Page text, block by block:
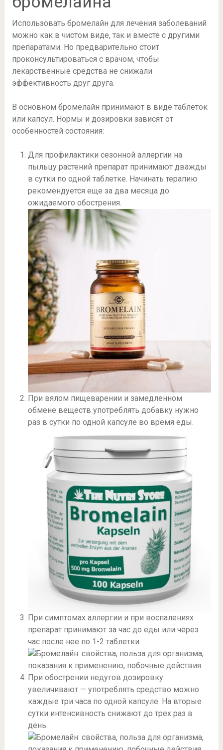
Использовать бромелайн для лечения заболеваний
можно как в чистом виде, так и вместе с другими
препаратами. Но предварительно стоит
проконсультироваться с врачом, чтобы
лекарственные средства не снижали
эффективность друг друга.
В основном бромелайн принимают в виде таблеток
или капсул. Нормы и дозировки зависят от
особенностей состояния:
Для профилактики сезонной аллергии на
пыльцу растений препарат принимают дважды
в сутки по одной таблетке. Начинать терапию
рекомендуется еще за два месяца до
ожидаемого обострения.
При вялом пищеварении и замедленном
обмене веществ употреблять добавку нужно
раз в сутки по одной капсуле во время еды.
При симптомах аллергии и при воспалениях
препарат принимают за час до еды или через
час после нее по 1-2 таблетки.
При обострении недугов дозировку
увеличивают — употреблять средство можно
каждые три часа по одной капсуле. На вторые
сутки интенсивность снижают до трех раз в
день.